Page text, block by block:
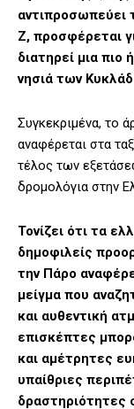
αντιπροσωπεύει
Z, προσφέρεται
διατηρεί μια πιο
νησιά των
Συγκεκριμένα, το
αναφέρεται στα
τέλος των
δρομολόγια στην
Τονίζει ότι τα
δημοφιλείς
την Πάρο
μείγμα που
και αυθεντική
επισκέπτες
και αμέτρητες
υπαίθριες
δραστηριότητες